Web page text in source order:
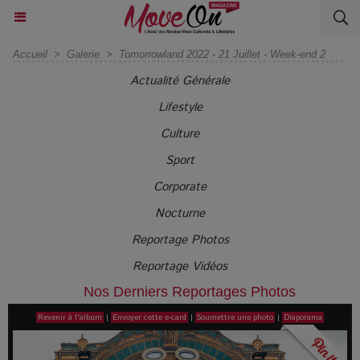
Accueil > Galerie > Tomorrowland 2022 - 21 Juillet - Week-end 2
Actualité Générale
Lifestyle
Culture
Sport
Corporate
Nocturne
Reportage Photos
Reportage Vidéos
Nos Derniers Reportages Photos
Revenir à l'album | Envoyer cette e-card | Soumettre une photo | Diaporama